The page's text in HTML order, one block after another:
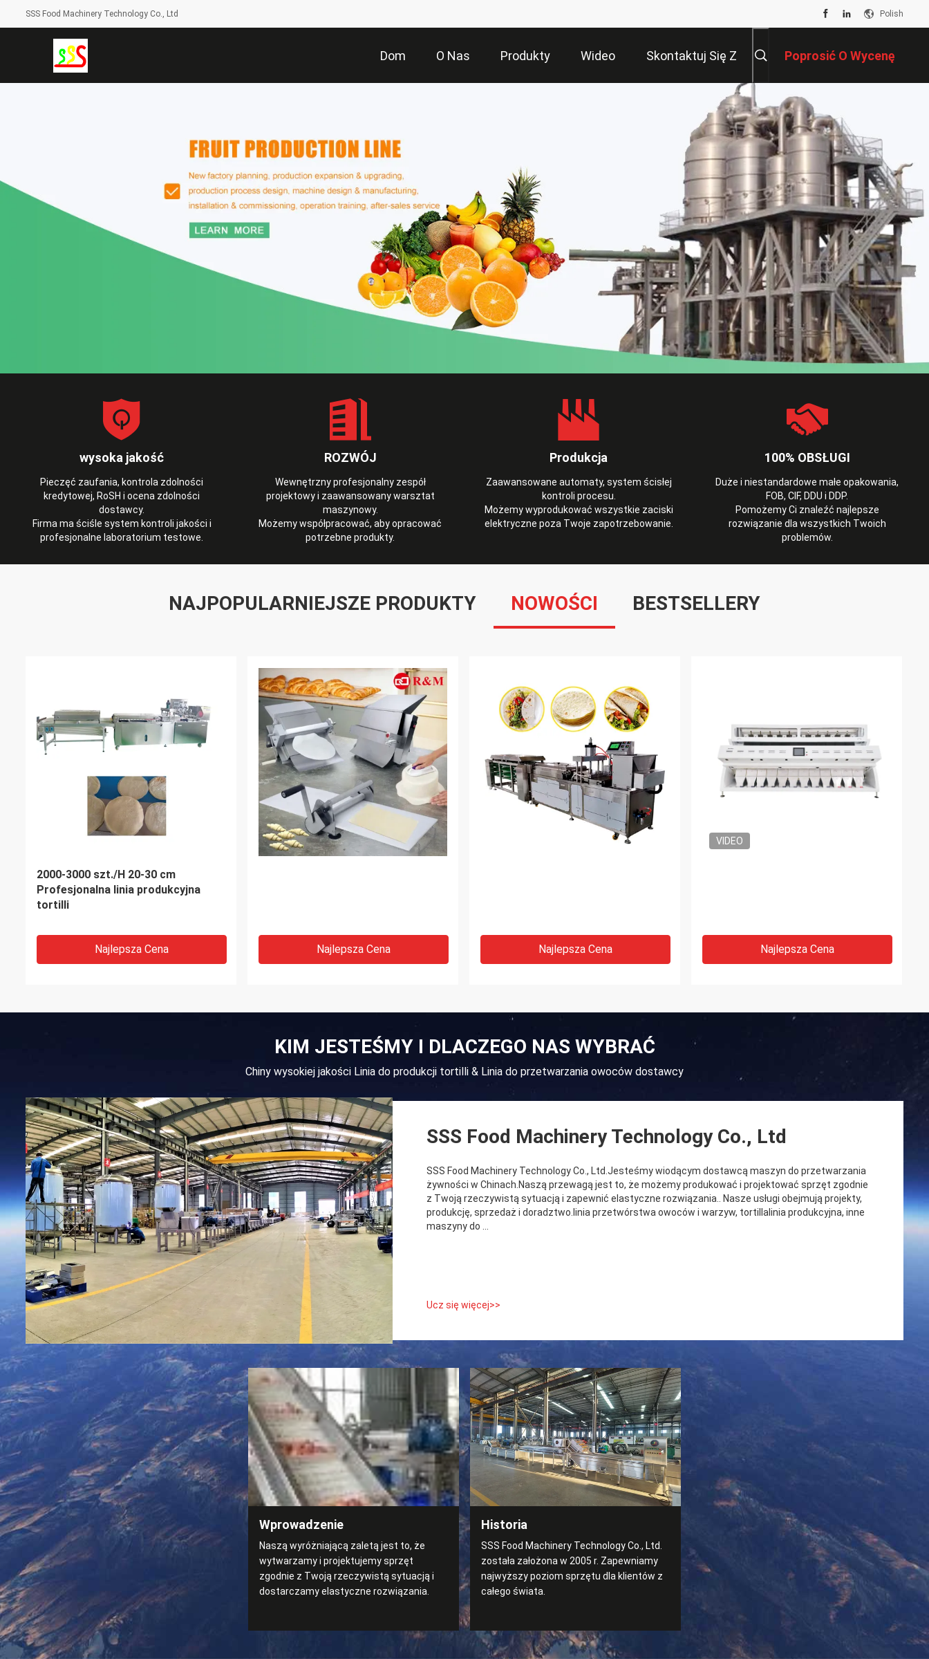
SSS Food Machinery Technology Co., Ltd Polish
Dom O Nas Produkty Wideo Skontaktuj Się Z
Nami
Poprosić O Wycenę
wysoka jakość
Pieczęć zaufania, kontrola zdolności
kredytowej, RoSH i ocena zdolności
dostawcy.
Firma ma ściśle system kontroli jakości i
profesjonalne laboratorium testowe.
ROZWÓJ
Wewnętrzny profesjonalny zespół
projektowy i zaawansowany warsztat
maszynowy.
Możemy współpracować, aby opracować
potrzebne produkty.
Produkcja
Zaawansowane automaty, system ścisłej
kontroli procesu.
Możemy wyprodukować wszystkie zaciski
elektryczne poza Twoje zapotrzebowanie.
100% OBSŁUGI
Duże i niestandardowe małe opakowania,
FOB, CIF, DDU i DDP.
Pomożemy Ci znaleźć najlepsze
rozwiązanie dla wszystkich Twoich
problemów.
NAJPOPULARNIEJSZE PRODUKTY NOWOŚCI BESTSELLERY
Maszyna do produkcji surowego
soku ananasowego z mango 300 -
500 ml butelka 2 t/H
Najlepsza Cena Najlepsza Cena Najlepsza Cena Najlepsza Cena
KIM JESTEŚMY I DLACZEGO NAS WYBRAĆ
Chiny wysokiej jakości Linia do produkcji tortilli & Linia do przetwarzania owoców dostawcy
SSS Food Machinery Technology Co., Ltd
SSS Food Machinery Technology Co., Ltd.Jesteśmy wiodącym dostawcą maszyn do przetwarzania
żywności w Chinach.Naszą przewagą jest to, że możemy produkować i projektować sprzęt zgodnie
z Twoją rzeczywistą sytuacją i zapewnić elastyczne rozwiązania.. Nasze usługi obejmują projekty,
produkcję, sprzedaż i doradztwo.linia przetwórstwa owoców i warzyw, tortillalinia produkcyjna, inne
maszyny do ...
Ucz się więcej>>
Wprowadzenie
Naszą wyróżniającą zaletą jest to, że
wytwarzamy i projektujemy sprzęt
zgodnie z Twoją rzeczywistą sytuacją i
dostarczamy elastyczne rozwiązania.
Historia
SSS Food Machinery Technology Co., Ltd.
została założona w 2005 r. Zapewniamy
najwyższy poziom sprzętu dla klientów z
całego świata.